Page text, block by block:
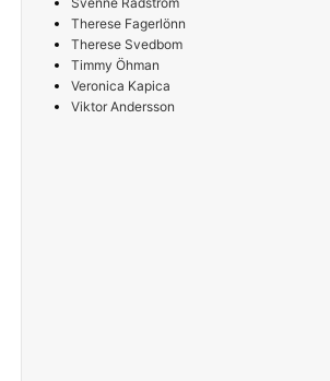
Therese Fagerlönn
Therese Svedbom
Timmy Öhman
Veronica Kapica
Viktor Andersson